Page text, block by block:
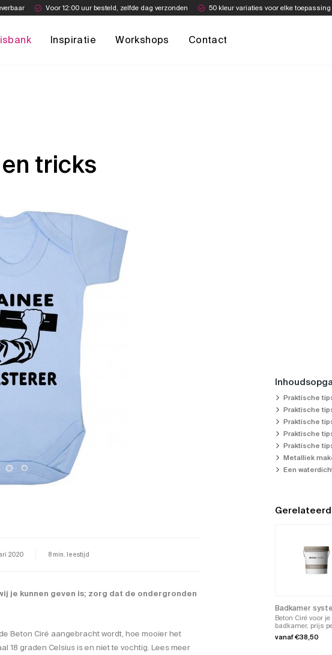
Voor 12:00 uur besteld, zelfde dag verzonden 50 kleur variaties voor elke toepassing
Inspiratie Workshops Contact
tricks
2020 8 min. leestijd
je kunnen geven is; zorg dat de ondergronden
Beton Ciré aangebracht wordt, hoe mooier het
18 graden Celsius is en niet te vochtig. Lees meer
Praktische
Praktische
Praktische
Praktische
Praktische
Metalliek
Een
Badkamer
Beton Ciré voor je
badkamer, prijs
vanaf€38,50